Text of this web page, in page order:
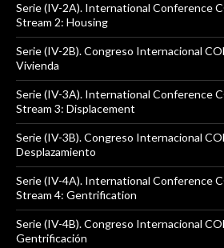
Serie (IV-2A). International Conference
Stream 2: Housing
Serie (IV-2B). Congreso Internacional
Vivienda
Serie (IV-3A). International Conference
Stream 3: Displacement
Serie (IV-3B). Congreso Internacional
Desplazamiento
Serie (IV-4A). International Conference
Stream 4: Gentrification
Serie (IV-4B). Congreso Internacional
Gentrificación